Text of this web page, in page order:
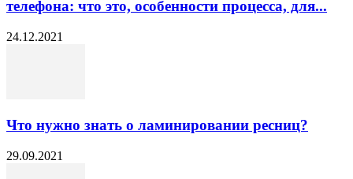
телефона: что это, особенности процесса, для...
24.12.2021
Что нужно знать о ламинировании ресниц?
29.09.2021